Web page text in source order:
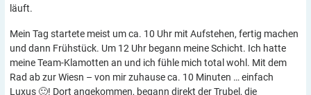
läuft.
Mein Tag startete meist um ca. 10 Uhr mit Aufstehen, fertig machen
und dann Frühstück. Um 12 Uhr begann meine Schicht. Ich hatte
meine Team-Klamotten an und ich fühle mich total wohl. Mit dem
Rad ab zur Wiesn – von mir zuhause ca. 10 Minuten … einfach
Luxus 🙂! Dort angekommen, begann direkt der Trubel, die